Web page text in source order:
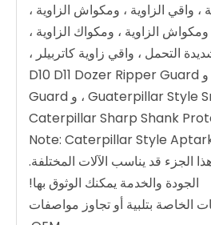
، واقي الزاوية ، ومكواش الزاوية ،
الزاوية ، ومكواك الزاوية ،
التحمل ، واقي زاوية كاتربيلر ،
واقي عرقلة القياسية ، و D10 D11 Dozer Ripper Guard
، و Guaterpillar Style Snank Guard ، و Guard
Note: Caterpillar Style
الجودة والخدمة يمكنك الوثوق بها!
الخاصة بتلبية أو تجاوز مواصفات